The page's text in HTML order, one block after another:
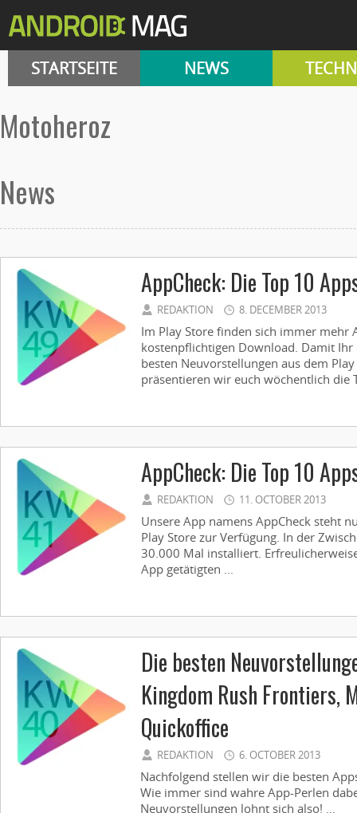
STARTSEITE NEWS
Motoheroz
News
AppCheck: Die Top 10
REDAKTION 8. DECEMBER 2013
Im Play Store finden sich immer mehr
kostenpflichtigen Download. Damit
besten Neuvorstellungen aus dem
präsentieren wir euch wöchentlich die
AppCheck: Die Top 10
REDAKTION 11. OCTOBER 2013
Unsere App namens AppCheck steht
Play Store zur Verfügung. In der
30.000 Mal installiert.
App getätigten ...
Die besten
Kingdom Rush Frontiers,
Quickoffice
REDAKTION 6. OCTOBER 2013
Nachfolgend stellen wir die besten
Wie immer sind wahre App-Perlen
Neuvorstellungen lohnt sich also! ...